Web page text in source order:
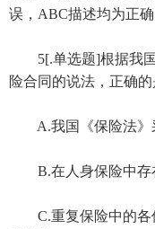
误，ABC描述均为正确
5[.单选题]根据我国
险合同的说法，正确的
A.我国《保险法》
B.在人身保险中存
C.重复保险中的各